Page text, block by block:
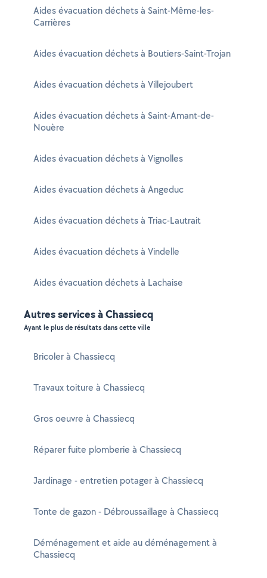
Aides évacuation déchets à Saint-Même-les-
Carrières
Aides évacuation déchets à Boutiers-Saint-Trojan
Aides évacuation déchets à Villejoubert
Aides évacuation déchets à Saint-Amant-de-
Nouère
Aides évacuation déchets à Vignolles
Aides évacuation déchets à Angeduc
Aides évacuation déchets à Triac-Lautrait
Aides évacuation déchets à Vindelle
Aides évacuation déchets à Lachaise
Autres services à Chassiecq
Ayant le plus de résultats dans cette ville
Bricoler à Chassiecq
Travaux toiture à Chassiecq
Gros oeuvre à Chassiecq
Réparer fuite plomberie à Chassiecq
Jardinage - entretien potager à Chassiecq
Tonte de gazon - Débroussaillage à Chassiecq
Déménagement et aide au déménagement à
Chassiecq